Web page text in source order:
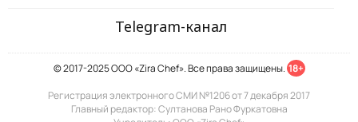
Telegram-канал
© 2017-2025 ООО «Zira Chef». Все права защищены. 18+
Регистрация электронного СМИ №1206 от 7 декабря 2017
Главный редактор: Султанова Рано Фуркатовна